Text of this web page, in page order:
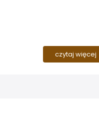
czytaj więcej